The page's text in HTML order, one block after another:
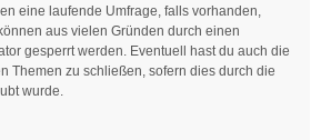
eine laufende Umfrage, falls vorhanden,
aus vielen Gründen durch einen
gesperrt werden. Eventuell hast du auch die
Themen zu schließen, sofern dies durch die
wurde.